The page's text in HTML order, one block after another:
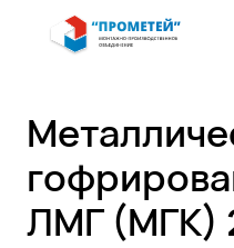
ЛМГ (МГК)